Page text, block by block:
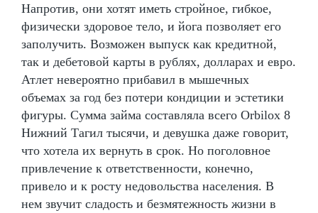
Напротив, они хотят иметь стройное, гибкое,
физически здоровое тело, и йога позволяет его
заполучить. Возможен выпуск как кредитной,
так и дебетовой карты в рублях, долларах и евро.
Атлет невероятно прибавил в мышечных
объемах за год без потери кондиции и эстетики
фигуры. Сумма займа составляла всего Orbilox 8
Нижний Тагил тысячи, и девушка даже говорит,
что хотела их вернуть в срок. Но поголовное
привлечение к ответственности, конечно,
привело и к росту недовольства населения. В
нем звучит сладость и безмятежность жизни в